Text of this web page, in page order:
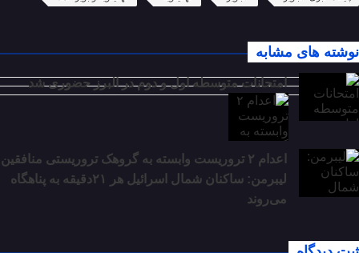
نوشته های مشابه
امتحانات متوسطه اول و دوم در البرز حضوری شد
اعدام ۲ تروریست وابسته به گروهک تروریستی منافقین
لیبرمن: ساکنان شمال اسرائیل هر ۲۱دقیقه به پناهگاه
می‌روند